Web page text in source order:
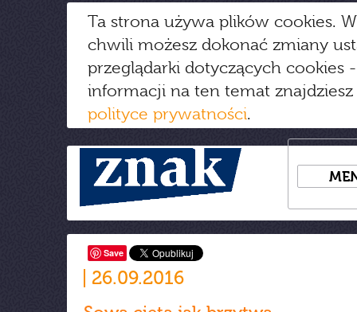
Ta strona używa plików cookies.
chwili możesz dokonać zmiany
przeglądarki dotyczących cookies
informacji na ten temat
polityce prywatności.
Save
26.09.2016